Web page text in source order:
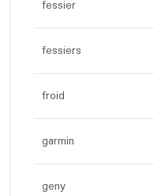
fessier
fessiers
froid
garmin
geny